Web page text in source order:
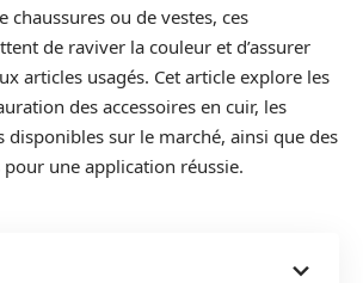
chaussures ou de vestes, ces
de raviver la couleur et d’assurer
articles usagés. Cet article explore les
des accessoires en cuir, les
sur le marché, ainsi que des
une application réussie.